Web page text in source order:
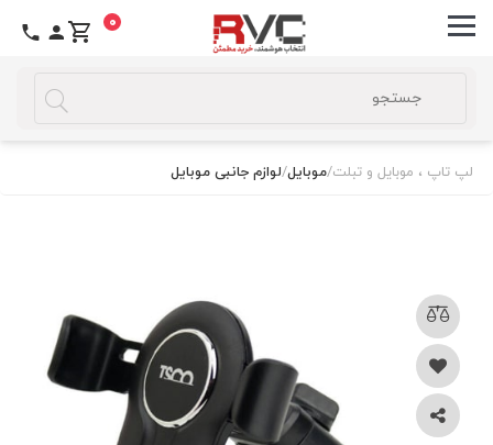
0
لپ تاپ ، موبایل و تبلت/موبایل/لوازم جانبی موبایل